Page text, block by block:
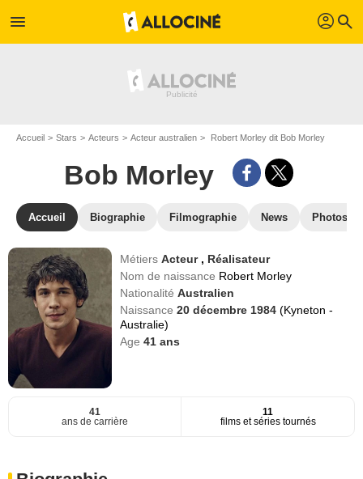
menu profil search
Accueil Stars Acteurs Acteur australien Robert Morley dit Bob Morley
Bob Morley
Accueil Biographie Filmographie News Photos
MétiersActeur , Réalisateur
Nom de naissance Robert Morley
NationalitéAustralien
Naissance20 décembre 1984(Kyneton -
Australie)
Age41 ans
41
ans de carrière
11
films et séries tournés